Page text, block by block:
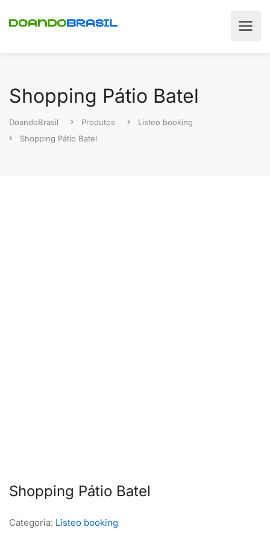
Shopping Pátio Batel
DoandoBrasil Produtos
Listeo booking
Shopping Pátio Batel
Shopping Pátio Batel
Categoria: Listeo booking